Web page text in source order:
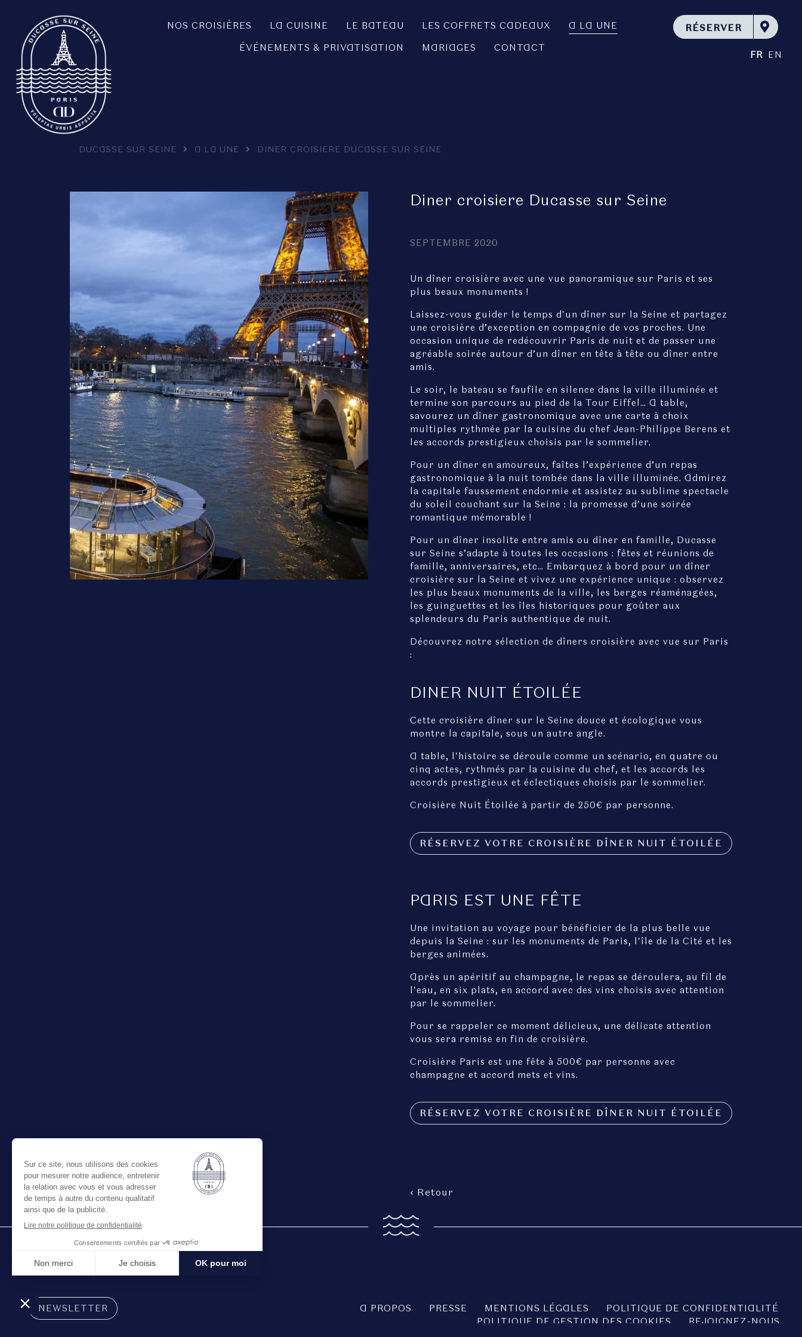
NOS CROISIÈRES LA CUISINE LE BATEAU LES COFFRETS CADEAUX
A LA UNE
ÉVÉNEMENTS & PRIVATISATION
MARIAGES CONTACT
RÉSERVER
FR EN
DUCASSE SUR SEINE A LA UNE DINER CROISIERE DUCASSE SUR SEINE
Diner croisiere Ducasse sur Seine
SEPTEMBRE 2020
Un dîner croisière avec une vue panoramique sur Paris et ses
plus beaux monuments !
Laissez-vous guider le temps d'un dîner sur la Seine et partagez
une croisière d’exception en compagnie de vos proches. Une
occasion unique de redécouvrir Paris de nuit et de passer une
agréable soirée autour d’un dîner en tête à tête ou dîner entre
amis.
Le soir, le bateau se faufile en silence dans la ville illuminée et
termine son parcours au pied de la Tour Eiffel… A table,
savourez un dîner gastronomique avec une carte à choix
multiples rythmée par la cuisine du chef Jean-Philippe Berens et
les accords prestigieux choisis par le sommelier.
Pour un dîner en amoureux, faîtes l’expérience d’un repas
gastronomique à la nuit tombée dans la ville illuminée. Admirez
la capitale faussement endormie et assistez au sublime spectacle
du soleil couchant sur la Seine : la promesse d’une soirée
romantique mémorable !
Pour un dîner insolite entre amis ou dîner en famille, Ducasse
sur Seine s’adapte à toutes les occasions : fêtes et réunions de
famille, anniversaires, etc… Embarquez à bord pour un dîner
croisière sur la Seine et vivez une expérience unique : observez
les plus beaux monuments de la ville, les berges réaménagées,
les guinguettes et les îles historiques pour goûter aux
splendeurs du Paris authentique de nuit.
Découvrez notre sélection de dîners croisière avec vue sur Paris
:
DINER NUIT ÉTOILÉE
Cette croisière dîner sur le Seine douce et écologique vous
montre la capitale, sous un autre angle.
A table, l'histoire se déroule comme un scénario, en quatre ou
cinq actes, rythmés par la cuisine du chef, et les accords les
accords prestigieux et éclectiques choisis par le sommelier.
Croisière Nuit Étoilée à partir de 250€ par personne.
RÉSERVEZ VOTRE CROISIÈRE DÎNER NUIT ÉTOILÉE
PARIS EST UNE FÊTE
Une invitation au voyage pour bénéficier de la plus belle vue
depuis la Seine : sur les monuments de Paris, l'île de la Cité et les
berges animées.
Après un apéritif au champagne, le repas se déroulera, au fil de
l'eau, en six plats, en accord avec des vins choisis avec attention
par le sommelier.
Pour se rappeler ce moment délicieux, une délicate attention
vous sera remise en fin de croisière.
Croisière Paris est une fête à 500€ par personne avec
champagne et accord mets et vins.
RÉSERVEZ VOTRE CROISIÈRE DÎNER NUIT ÉTOILÉE
‹ Retour
NEWSLETTER A PROPOS PRESSE MENTIONS LÉGALES
POLITIQUE DE CONFIDENTIALITÉ
POLITIQUE DE GESTION DES COOKIES
REJOIGNEZ-NOUS